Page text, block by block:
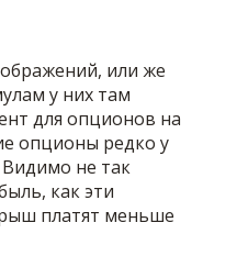
или же
у них там
для опционов на
опционы редко у
не так
как эти
платят меньше